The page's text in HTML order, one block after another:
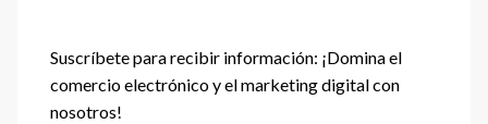
Suscríbete para recibir información: ¡Domina el
comercio electrónico y el marketing digital con
nosotros!